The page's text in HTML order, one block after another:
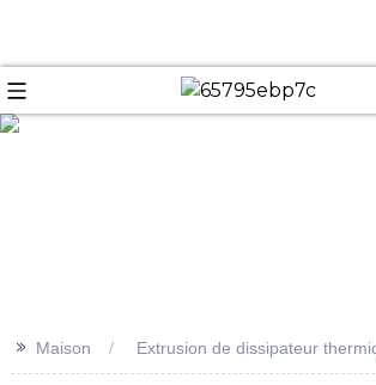
>> Maison Extrusion de dissipateur